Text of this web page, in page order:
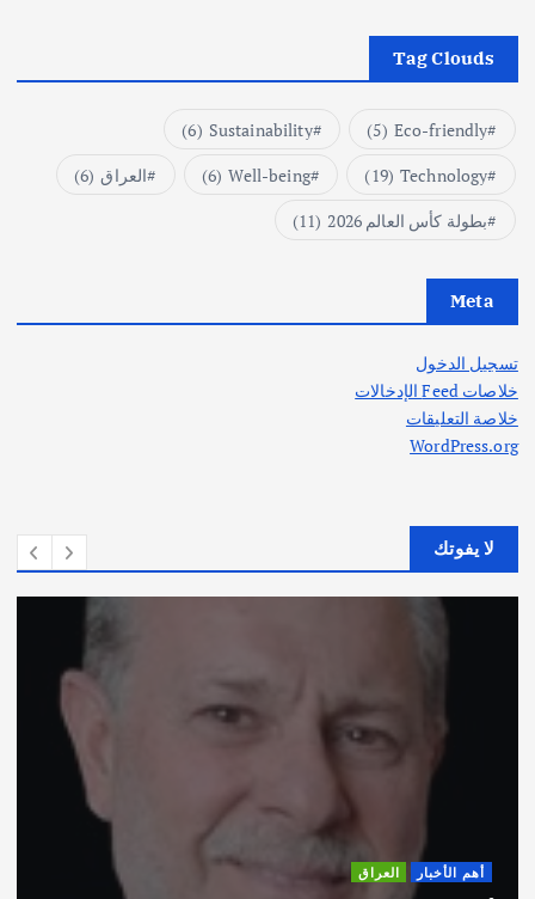
Tag Clouds
Eco-friendly
(5)
Sustainability
(6)
Technology
(19)
Well-being
(6) العراق (6)
بطولة كأس العالم 2026
(11)
Meta
تسجيل الدخول
خلاصات Feed الإدخالات
خلاصة التعليقات
WordPress.org
لا يفوتك
أهم الأخبار ثقافة وفنون